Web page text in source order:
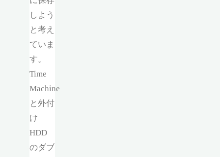
しよう
と考え
ていま
す。
Time
Machine
と外付
け
HDD
のダブ